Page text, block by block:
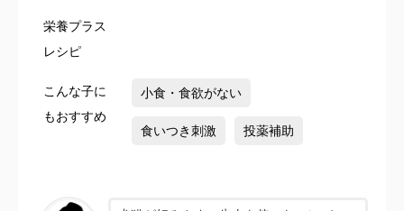
栄養プラス
レシピ
こんな子に
もおすすめ
小食・食欲がない
食いつき刺激 投薬補助